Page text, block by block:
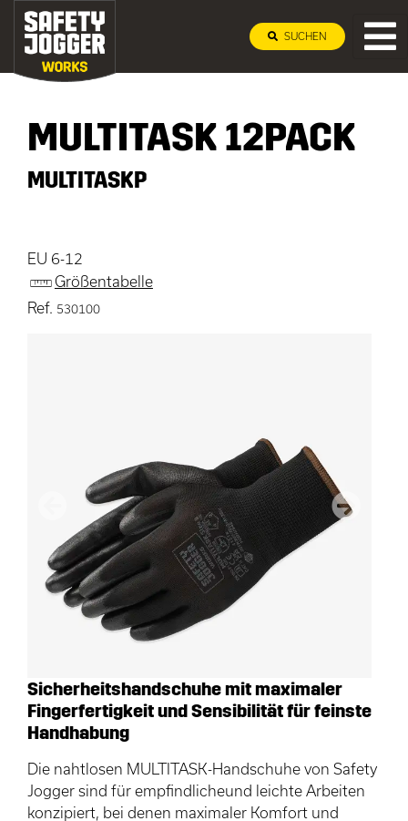
SUCHEN
MULTITASK 12PACK
MULTITASKP
EU 6-12
Größentabelle
Ref. 530100
Vorherige Nächster
Sicherheitshandschuhe mit maximaler
Fingerfertigkeit und Sensibilität für feinste
Handhabung
Die nahtlosen MULTITASK-Handschuhe von Safety
Jogger sind für empfindlicheund leichte Arbeiten
konzipiert, bei denen maximaler Komfort und